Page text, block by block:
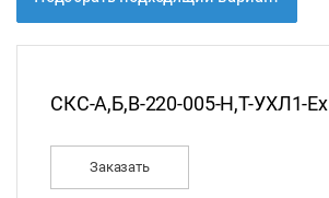
СКС-А,Б,В-220-005-Н,Т-УХЛ1-Ex
Заказать